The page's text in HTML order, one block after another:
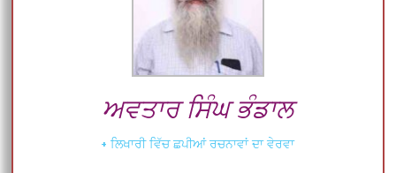
ਅਵਤਾਰ ਸਿੰਘ ਭੰਡਾਲ
+ ਲਿਖਾਰੀ ਵਿੱਚ ਛਪੀਆਂ ਰਚਨਾਵਾਂ ਦਾ ਵੇਰਵਾ